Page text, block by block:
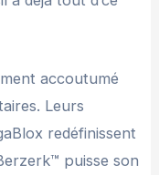
accoutumé
Leurs
redéfinissent
puisse son